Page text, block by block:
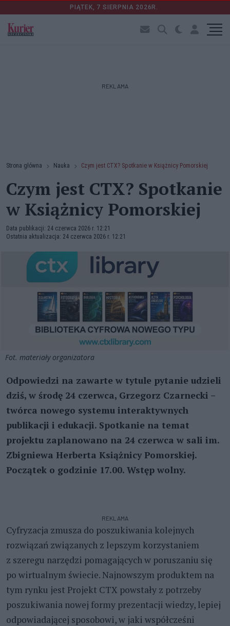
PIĄTEK, 7 SIERPNIA 2026R.
REKLAMA
Strona główna Nauka Czym jest CTX? Spotkanie w Książnicy Pomorskiej
Czym jest CTX? Spotkanie
w Książnicy Pomorskiej
Data publikacji: 24 czerwca 2026 r. 12:21
Ostatnia aktualizacja: 24 czerwca 2026 r. 12:21
Fot. materiały organizatora
Odpowiedzi na zawarte w tytule pytanie udzieli
dziś, w środę 24 czerwca, Grzegorz Czarnecki –
twórca nowego systemu interaktywnych
publikacji i edukacji. Spotkanie na temat
projektu zaplanowano na 24 czerwca w sali im.
Zbigniewa Herberta Książnicy Pomorskiej.
Początek o godzinie 17.00. Wstęp wolny.
REKLAMA
Cyfryzacja zmusza do poszukiwania kolejnych
rozwiązań związanych z lepszym korzystaniem
z szeregu narzędzi pomagających w poruszaniu się
po wirtualnym świecie. Najnowszym produktem na
tym rynku jest Projekt CTX powstały z potrzeby
poszukiwania nowej formy prezentacji wiedzy, lepiej
odpowiadającej sposobowi, w jaki współcześni